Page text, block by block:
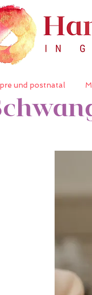
und postnatal